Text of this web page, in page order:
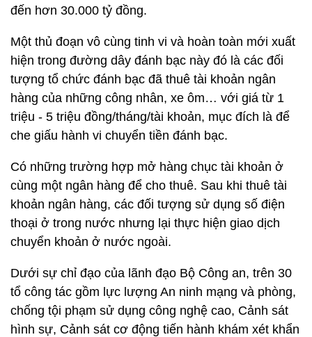
đến hơn 30.000 tỷ đồng.
Một thủ đoạn vô cùng tinh vi và hoàn toàn mới xuất
hiện trong đường dây đánh bạc này đó là các đối
tượng tổ chức đánh bạc đã thuê tài khoản ngân
hàng của những công nhân, xe ôm… với giá từ 1
triệu - 5 triệu đồng/tháng/tài khoản, mục đích là để
che giấu hành vi chuyển tiền đánh bạc.
Có những trường hợp mở hàng chục tài khoản ở
cùng một ngân hàng để cho thuê. Sau khi thuê tài
khoản ngân hàng, các đối tượng sử dụng số điện
thoại ở trong nước nhưng lại thực hiện giao dịch
chuyển khoản ở nước ngoài.
Dưới sự chỉ đạo của lãnh đạo Bộ Công an, trên 30
tổ công tác gồm lực lượng An ninh mạng và phòng,
chống tội phạm sử dụng công nghệ cao, Cảnh sát
hình sự, Cảnh sát cơ động tiến hành khám xét khẩn